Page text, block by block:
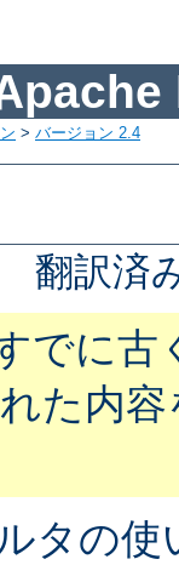
> バージョン 2.4
翻訳済
でに
た内
タの